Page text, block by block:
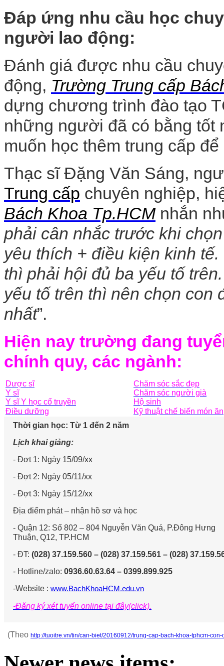
Đáp ứng nhu cầu học
người lao động:
Đánh giá được nhu cầu
động, Trường Trung cấp
dựng chương trình đào tạo
những người đã có bằng tốt
muốn học thêm trung cấp
Thạc sĩ Đặng Văn Sáng,
Trung cấp chuyên nghiệp,
Bách Khoa Tp.HCMnhắn
phải cân nhắc trước khi
yêu thích + điều kiện kinh
thì phải hội đủ ba yếu tố
yếu tố trên thì nên chọn con
nhất”.
Hiện nay trường đang
chính quy, các ngành:
Dược sĩ
Chăm sóc sắc đẹp
Y sĩ
Chăm sóc người già
Y sĩ Y học cổ truyền
Hộ sinh
Điều dưỡng
Kỹ thuật chế biến món ăn
Thời gian học: Từ 1 đến 2 năm
Lịch khai giảng:
- Đợt 1: Ngày 15/09/xx
- Đợt 2: Ngày 05/11/xx
- Đợt 3: Ngày 15/12/xx
Địa điểm phát – nhận hồ sơ và học
- Quận 12: Số 802 – 804 Nguyễn Văn Quá, P.Đông Hưng
Thuận, Q12, TP.HCM
- ĐT: (028) 37.159.560 – (028) 37.159.561 – (028)
- Hotline/zalo: 0936.60.63.64 – 0399.899.925
-Website : www.BachKhoaHCM.edu.vn
-Đăng ký xét tuyển online tại đây(click).
(Theo http://tuoitre.vn/tin/can-biet/20160912/trung-cap-bach-khoa-tphcm-